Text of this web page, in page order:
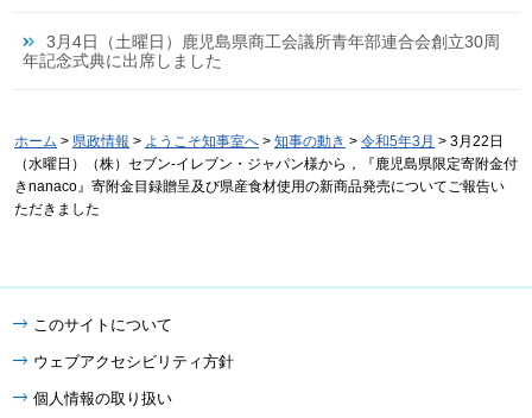
3月4日（土曜日）鹿児島県商工会議所青年部連合会創立30周
年記念式典に出席しました
ホーム > 県政情報 > ようこそ知事室へ > 知事の動き > 令和5年3月 > 3月22日
（水曜日）（株）セブン-イレブン・ジャパン様から，『鹿児島県限定寄附金付
きnanaco』寄附金目録贈呈及び県産食材使用の新商品発売についてご報告い
ただきました
このサイトについて
ウェブアクセシビリティ方針
個人情報の取り扱い